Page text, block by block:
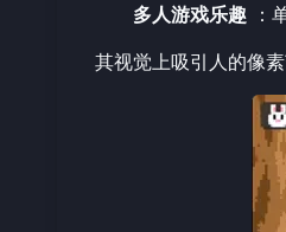
多人游戏乐趣 ：
其视觉上吸引人的像